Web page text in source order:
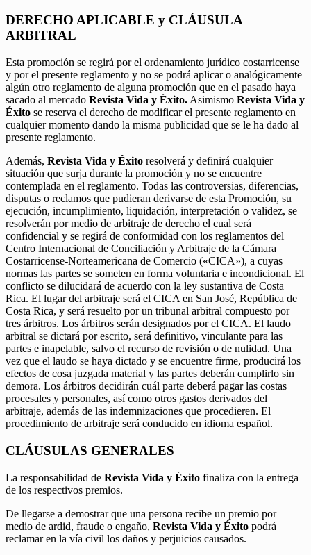
DERECHO APLICABLE y CLÁUSULA
ARBITRAL
Esta promoción se regirá por el ordenamiento jurídico costarricense
y por el presente reglamento y no se podrá aplicar o analógicamente
algún otro reglamento de alguna promoción que en el pasado haya
sacado al mercado Revista Vida y Éxito. Asimismo Revista Vida y
Éxito se reserva el derecho de modificar el presente reglamento en
cualquier momento dando la misma publicidad que se le ha dado al
presente reglamento.
Además, Revista Vida y Éxito resolverá y definirá cualquier
situación que surja durante la promoción y no se encuentre
contemplada en el reglamento. Todas las controversias, diferencias,
disputas o reclamos que pudieran derivarse de esta Promoción, su
ejecución, incumplimiento, liquidación, interpretación o validez, se
resolverán por medio de arbitraje de derecho el cual será
confidencial y se regirá de conformidad con los reglamentos del
Centro Internacional de Conciliación y Arbitraje de la Cámara
Costarricense-Norteamericana de Comercio («CICA»), a cuyas
normas las partes se someten en forma voluntaria e incondicional. El
conflicto se dilucidará de acuerdo con la ley sustantiva de Costa
Rica. El lugar del arbitraje será el CICA en San José, República de
Costa Rica, y será resuelto por un tribunal arbitral compuesto por
tres árbitros. Los árbitros serán designados por el CICA. El laudo
arbitral se dictará por escrito, será definitivo, vinculante para las
partes e inapelable, salvo el recurso de revisión o de nulidad. Una
vez que el laudo se haya dictado y se encuentre firme, producirá los
efectos de cosa juzgada material y las partes deberán cumplirlo sin
demora. Los árbitros decidirán cuál parte deberá pagar las costas
procesales y personales, así como otros gastos derivados del
arbitraje, además de las indemnizaciones que procedieren. El
procedimiento de arbitraje será conducido en idioma español.
CLÁUSULAS GENERALES
La responsabilidad de Revista Vida y Éxito finaliza con la entrega
de los respectivos premios.
De llegarse a demostrar que una persona recibe un premio por
medio de ardid, fraude o engaño, Revista Vida y Éxito podrá
reclamar en la vía civil los daños y perjuicios causados.